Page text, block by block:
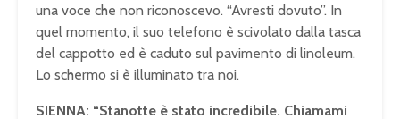
una voce che non riconoscevo. “Avresti dovuto”. In
quel momento, il suo telefono è scivolato dalla tasca
del cappotto ed è caduto sul pavimento di linoleum.
Lo schermo si è illuminato tra noi.
SIENNA: “Stanotte è stato incredibile. Chiamami